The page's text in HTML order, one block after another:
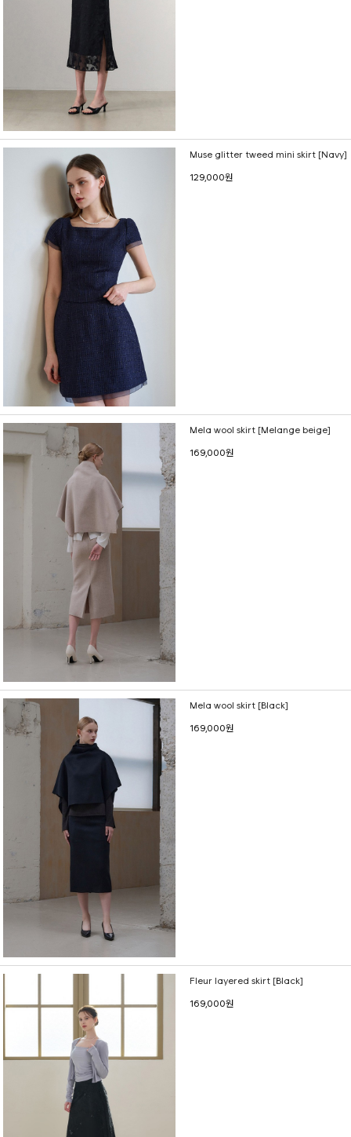
Muse glitter tweed mini skirt [Navy]
129,000원
Mela wool skirt [Melange beige]
169,000원
Mela wool skirt [Black]
169,000원
Fleur layered skirt [Black]
169,000원